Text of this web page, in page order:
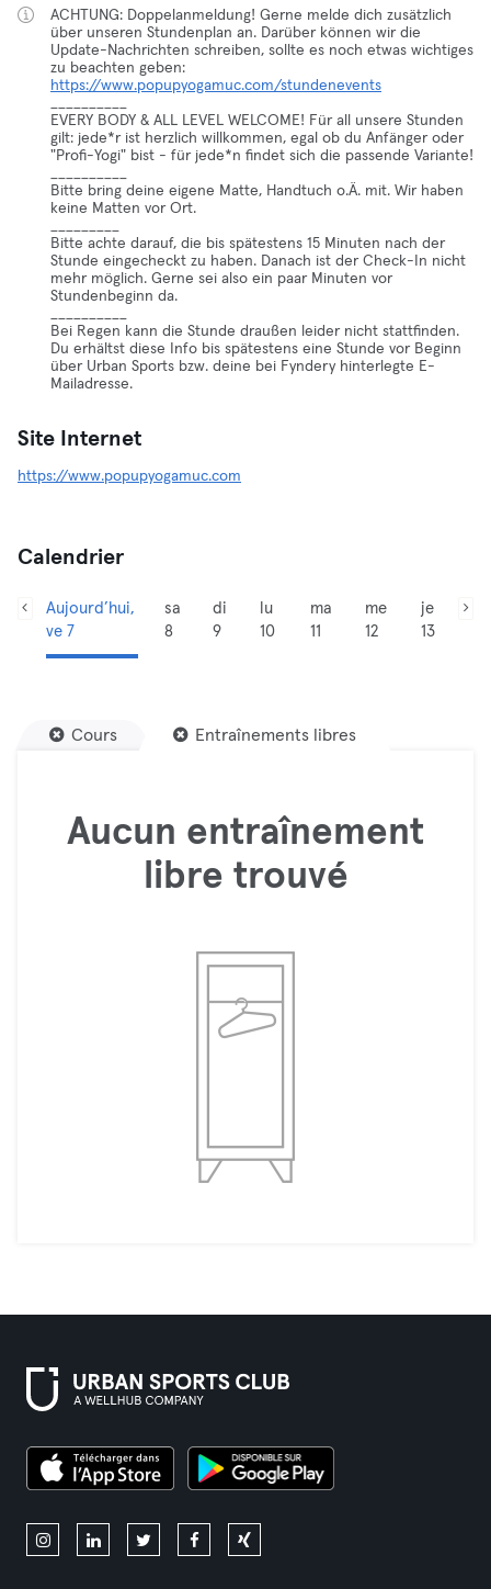
ACHTUNG: Doppelanmeldung! Gerne melde dich zusätzlich
über unseren Stundenplan an. Darüber können wir die
Update-Nachrichten schreiben, sollte es noch etwas wichtiges
zu beachten geben:
https://www.popupyogamuc.com/stundenevents
EVERY BODY & ALL LEVEL WELCOME! Für all unsere Stunden
gilt: jede*r ist herzlich willkommen, egal ob du Anfänger oder
"Profi-Yogi" bist - für jede*n findet sich die passende Variante!
Bitte bring deine eigene Matte, Handtuch o.Ä. mit. Wir haben
keine Matten vor Ort.
Bitte achte darauf, die bis spätestens 15 Minuten nach der
Stunde eingecheckt zu haben. Danach ist der Check-In nicht
mehr möglich. Gerne sei also ein paar Minuten vor
Stundenbeginn da.
Bei Regen kann die Stunde draußen leider nicht stattfinden.
Du erhältst diese Info bis spätestens eine Stunde vor Beginn
über Urban Sports bzw. deine bei Fyndery hinterlegte E-
Mailadresse.
Site Internet
https://www.popupyogamuc.com
Calendrier
Aujourd’hui,
ve 7
sa
8
di
9
lu
10
ma
11
me
12
je
13
Cours Entraînements libres
Aucun entraînement
libre trouvé